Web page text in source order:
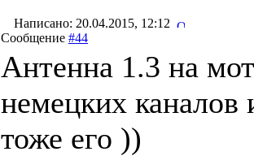
Написано: 20.04.2015, 12:12
Сообщение #44
Антенна 1.3 на
немецких каналов
тоже его ))